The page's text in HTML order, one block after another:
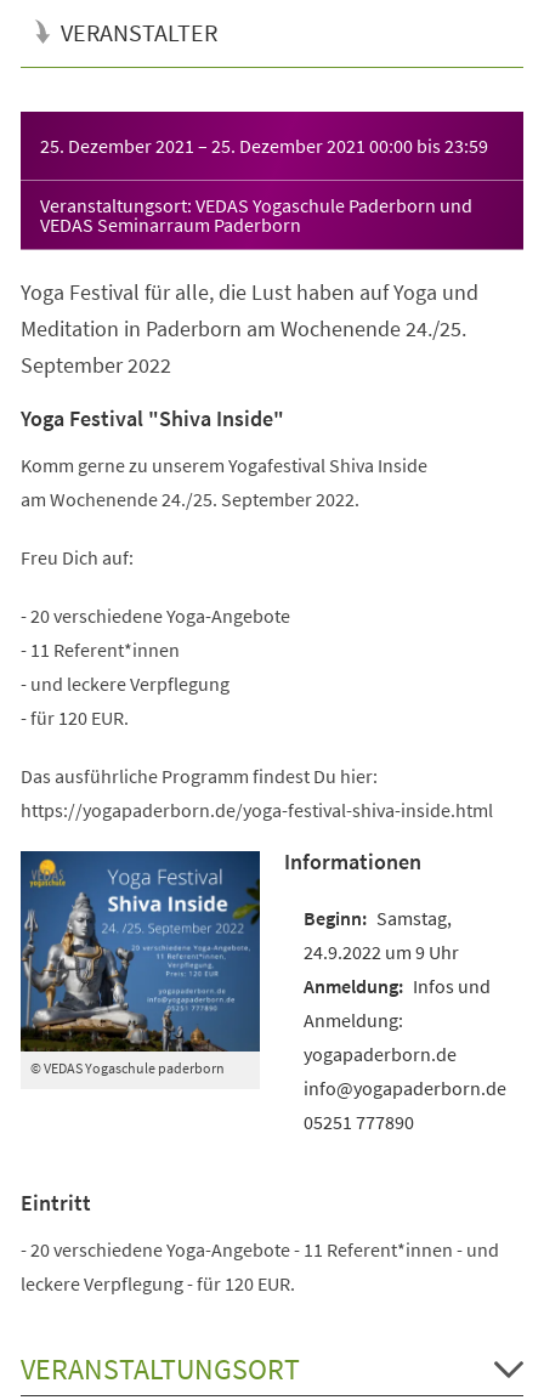
VERANSTALTER
25. Dezember 2021 – 25. Dezember 2021 00:00 bis23:59
Veranstaltungsort: VEDAS Yogaschule Paderborn und
VEDAS Seminarraum Paderborn
Yoga Festival für alle, die Lust haben auf Yoga und
Meditation in Paderborn am Wochenende 24./25.
September 2022
Yoga Festival "Shiva Inside"
Komm gerne zu unserem Yogafestival Shiva Inside
am Wochenende 24./25. September 2022.
Freu Dich auf:
- 20 verschiedene Yoga-Angebote
- 11 Referent*innen
- und leckere Verpflegung
- für 120 EUR.
Das ausführliche Programm findest Du hier:
https://yogapaderborn.de/yoga-festival-shiva-inside.html
© VEDAS Yogaschule paderborn
Informationen
Samstag,
24.9.2022 um 9 Uhr
Infos und
Anmeldung:
yogapaderborn.de
info@yogapaderborn.de
05251 777890
Eintritt
- 20 verschiedene Yoga-Angebote - 11 Referent*innen - und
leckere Verpflegung - für 120 EUR.
VERANSTALTUNGSORT